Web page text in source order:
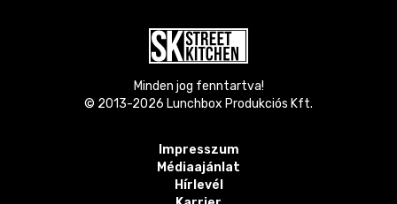
Minden jog fenntartva!
© 2013-2026 Lunchbox Produkciós Kft.
Impresszum
Médiaajánlat
Hírlevél